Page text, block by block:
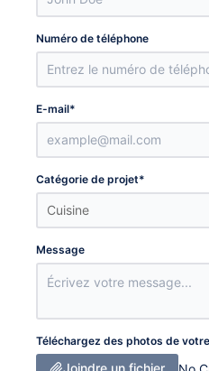
Numéro de téléphone
E-mail*
Catégorie de projet*
Message
Téléchargez des photos de
Joindre un fichier